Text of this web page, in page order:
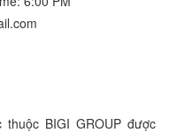
BIGI GROUP được